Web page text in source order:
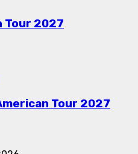
Tour 2027
Tour 2027